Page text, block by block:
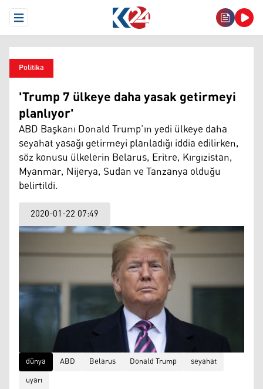
Open Menu
Politika
'Trump 7 ülkeye daha yasak getirmeyi
planlıyor'
ABD Başkanı Donald Trump’ın yedi ülkeye daha
seyahat yasağı getirmeyi planladığı iddia edilirken,
söz konusu ülkelerin Belarus, Eritre, Kırgızistan,
Myanmar, Nijerya, Sudan ve Tanzanya olduğu
belirtildi.
2020-01-22 07:49
dünya ABD Belarus Donald Trump
seyahat
uyarı